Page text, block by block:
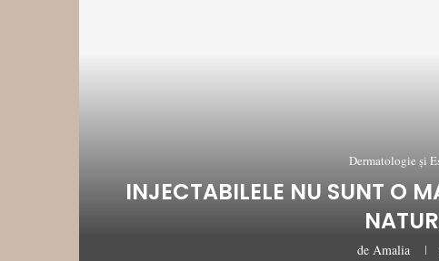
Dermatologie și
INJECTABILELE NU SUNT O
de Amalia